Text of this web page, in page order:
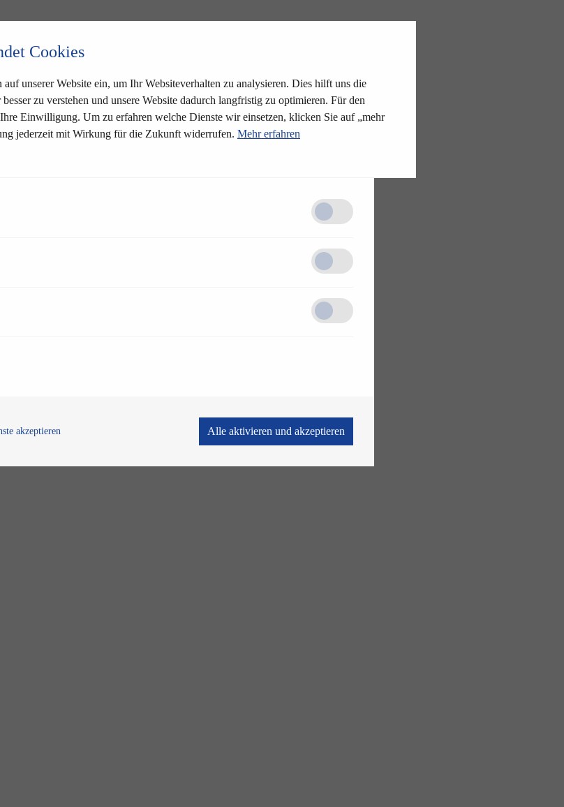
Cookies
unserer Website ein, um Ihr Websiteverhalten zu analysieren. Dies hilft uns die
zu verstehen und unsere Website dadurch langfristig zu optimieren. Für den
Einwilligung. Um zu erfahren welche Dienste wir einsetzen, klicken Sie auf „mehr
jederzeit mit Wirkung für die Zukunft widerrufen. Mehr erfahren
akzeptieren Alle aktivieren und akzeptieren